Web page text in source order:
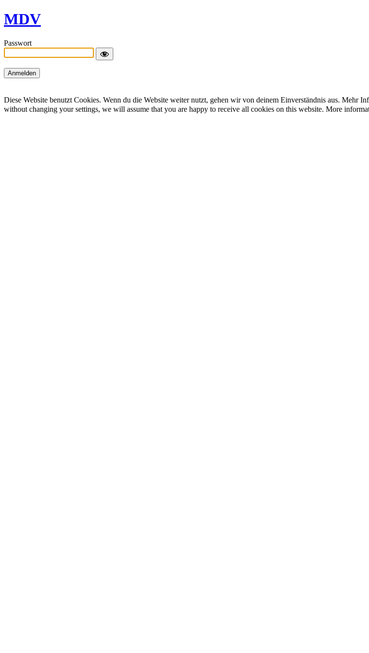
MDV
Passwort
Diese Website benutzt Cookies. Wenn du die Website weiter nutzt, gehen wir von deinem Einverständnis aus. Mehr
without changing your settings, we will assume that you are happy to receive all cookies on this website. More